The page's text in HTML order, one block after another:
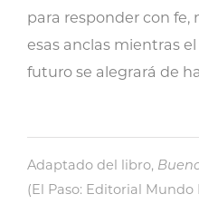
para responder con fe,
esas anclas mientras
futuro se alegrará de
Adaptado del libro,
(El Paso: Editorial Mundo